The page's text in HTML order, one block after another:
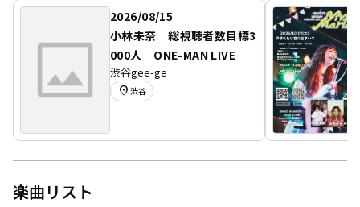
2026/08/15
小林未奈 総視聴者数目標3
000人 ONE-MAN LIVE
渋谷gee-ge
location_on 渋谷
楽曲リスト